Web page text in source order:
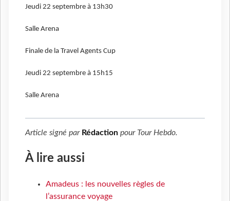
Jeudi 22 septembre à 13h30
Salle Arena
Finale de la Travel Agents Cup
Jeudi 22 septembre à 15h15
Salle Arena
Article signé par Rédaction pour Tour Hebdo.
À lire aussi
Amadeus : les nouvelles règles de
l’assurance voyage